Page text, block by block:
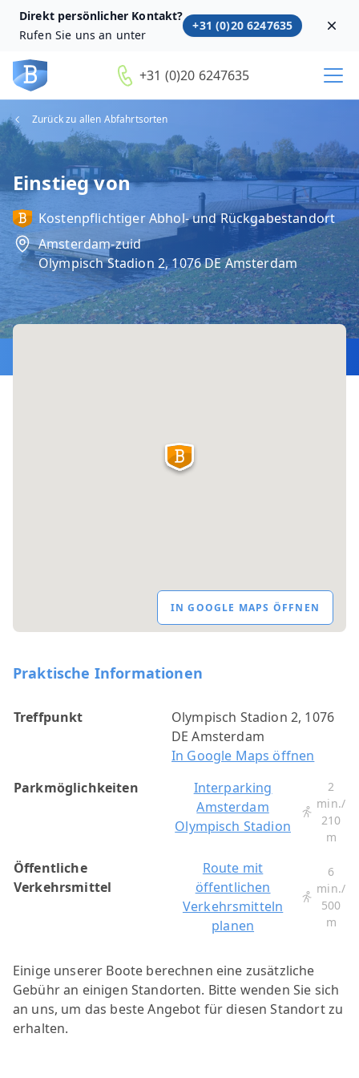
Direkt persönlicher Kontakt?
Rufen Sie uns an unter
+31 (0)20 6247635
+31 (0)20 6247635
Zurück zu allen Abfahrtsorten
Einstieg von
Kostenpflichtiger Abhol‑ und Rückgabestandort
Amsterdam-zuid
Olympisch Stadion 2, 1076 DE Amsterdam
IN GOOGLE MAPS ÖFFNEN
Praktische Informationen
Treffpunkt
Olympisch Stadion 2, 1076
DE Amsterdam
In Google Maps öffnen
Parkmöglichkeiten
Interparking
Amsterdam
Olympisch Stadion
2
min./
210
m
Öffentliche
Verkehrsmittel
Route mit
öffentlichen
Verkehrsmitteln
planen
6
min./
500
m
Einige unserer Boote berechnen eine zusätzliche
Gebühr an einigen Standorten. Bitte wenden Sie sich
an uns, um das beste Angebot für diesen Standort zu
erhalten.